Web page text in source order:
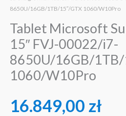
8650U/16GB/1TB/15″/GTX 1060/W10Pro
Tablet Microsoft
15″ FVJ-00022/i7-
8650U/16GB/1TB/
1060/W10Pro
16.849,00 zł